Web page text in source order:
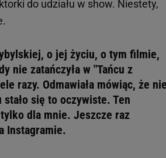
do udziału w show. Niestety,
o jej życiu, o tym filmie,
nie zatańczyła w "Tańcu z
razy. Odmawiała mówiąc, że
się to oczywiste. Ten
dla mnie. Jeszcze raz
Instagramie.